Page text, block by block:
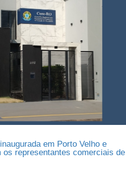
em Porto Velho e
representantes comerciais de